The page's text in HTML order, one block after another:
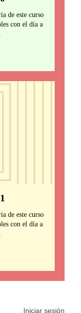
de este curso
con el día a
de este curso
con el día a
Iniciar sesión